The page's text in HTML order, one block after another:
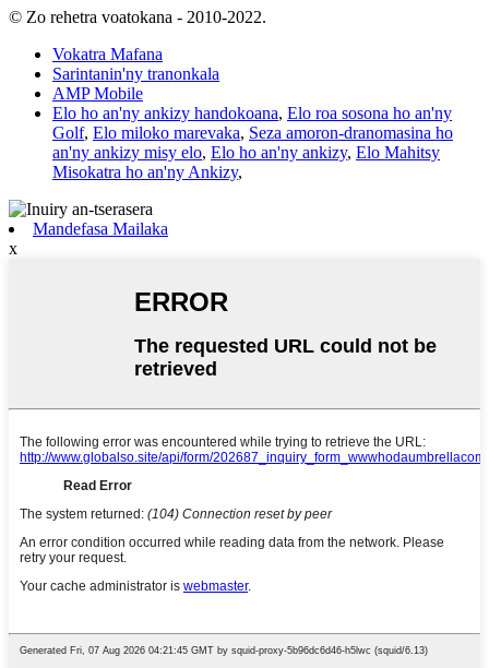
© Zo rehetra voatokana - 2010-2022.
Vokatra Mafana
Sarintanin'ny tranonkala
AMP Mobile
Elo ho an'ny ankizy handokoana, Elo roa sosona ho an'ny
Golf, Elo miloko marevaka, Seza amoron-dranomasina ho
an'ny ankizy misy elo, Elo ho an'ny ankizy, Elo Mahitsy
Misokatra ho an'ny Ankizy,
Mandefasa Mailaka
x